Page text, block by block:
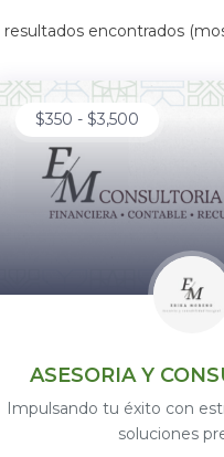
resultados encontrados
$350 - $3,500
ASESORIA Y
Impulsando tu éxito con
soluciones